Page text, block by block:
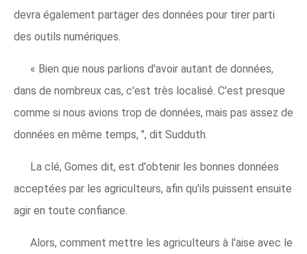
devra également partager des données pour tirer parti
des outils numériques.
« Bien que nous parlions d'avoir autant de données,
dans de nombreux cas, c'est très localisé. C'est presque
comme si nous avions trop de données, mais pas assez de
données en même temps, ", dit Sudduth.
La clé, Gomes dit, est d'obtenir les bonnes données
acceptées par les agriculteurs, afin qu'ils puissent ensuite
agir en toute confiance.
Alors, comment mettre les agriculteurs à l'aise avec le